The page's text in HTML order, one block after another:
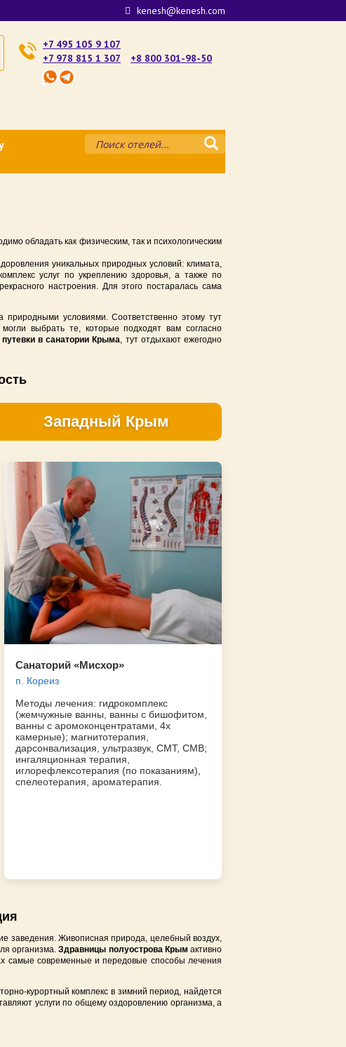
kenesh@kenesh.com
+7 495 105 9 107
+7 978 815 1 307
+8 800 301-98-50
в Крыму — где лучше остановиться
в Судаке у моря 2025
линии у моря
первой линии
линии в Судаке
в Евпатории
обладать как физическим, так и психологическим
уникальных природных условий: климата,
услуг по укреплению здоровья, а также по
настроения. Для этого постаралась сама
условиями. Соответственно этому тут
выбрать те, которыеподходят вамсогласно
путевки в санатории Крыма, тут отдыхают ежегодно
Западный Крым
Санаторий «Мисхор»
п. Кореиз
Методы лечения: гидрокомплекс
(жемчужные ванны, ванны с бишофитом,
ванны с аромоконцентратами, 4х
камерные); магнитотерапия,
дарсонвализация, ультразвук, СМТ, СМВ;
ингаляционная терапия,
иглорефлексотерапия (по показаниям),
спелеотерапия, ароматерапия.
заведения. Живописная природа, целебный воздух,
организма.Здравницы полуострова Крым активно
самые современные и передовые способы лечения
курортный комплекс в зимний период, найдется
услуги по общему оздоровлению организма, а